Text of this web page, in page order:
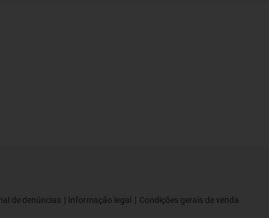
de denúncias Informação legal Condições gerais de venda